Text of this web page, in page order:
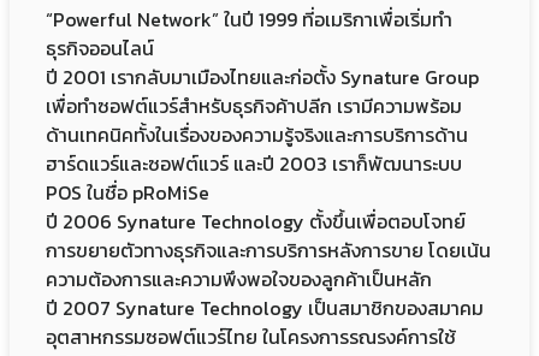
“Powerful Network” ในปี 1999 ที่อเมริกาเพื่อเริ่มทำ
ธุรกิจออนไลน์
ปี 2001 เรากลับมาเมืองไทยและก่อตั้ง Synature Group
เพื่อทำซอฟต์แวร์สำหรับธุรกิจค้าปลีก เรามีความพร้อม
ด้านเทคนิคทั้งในเรื่องของความรู้จริงและการบริการด้าน
ฮาร์ดแวร์และซอฟต์แวร์ และปี 2003 เราก็พัฒนาระบบ
POS ในชื่อ pRoMiSe
ปี 2006 Synature Technology ตั้งขึ้นเพื่อตอบโจทย์
การขยายตัวทางธุรกิจและการบริการหลังการขาย โดยเน้น
ความต้องการและความพึงพอใจของลูกค้าเป็นหลัก
ปี 2007 Synature Technology เป็นสมาชิกของสมาคม
อุตสาหกรรมซอฟต์แวร์ไทย ในโครงการรณรงค์การใช้